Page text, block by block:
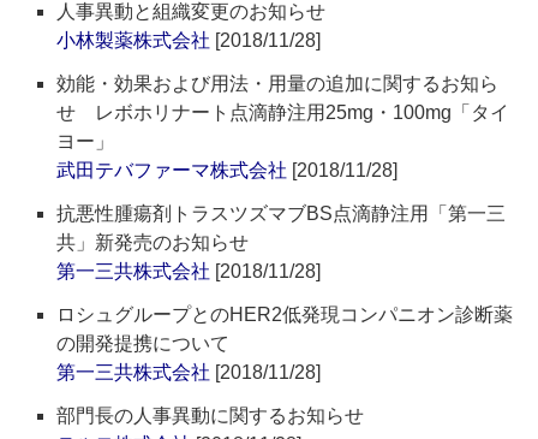
人事異動と組織変更のお知らせ
小林製薬株式会社 [2018/11/28]
効能・効果および用法・用量の追加に関するお知ら
せ レボホリナート点滴静注用25mg・100mg「タイ
ヨー」
武田テバファーマ株式会社 [2018/11/28]
抗悪性腫瘍剤トラスツズマブBS点滴静注用「第一三
共」新発売のお知らせ
第一三共株式会社 [2018/11/28]
ロシュグループとのHER2低発現コンパニオン診断薬
の開発提携について
第一三共株式会社 [2018/11/28]
部門長の人事異動に関するお知らせ